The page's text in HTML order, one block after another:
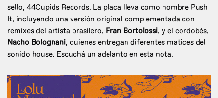
sello, 44Cupids Records. La placa lleva como nombre Push
It, incluyendo una versión original complementada con
remixes del artista brasilero, Fran Bortolossi, y el cordobés,
Nacho Bolognani, quienes entregan diferentes matices del
sonido house. Escuchá un adelanto en esta nota.